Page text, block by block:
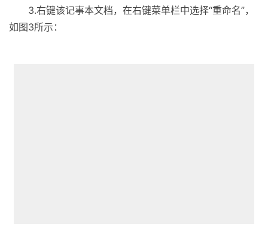
3.右键该记事本文档，在右键菜单栏中选择“重命名”，
如图3所示：